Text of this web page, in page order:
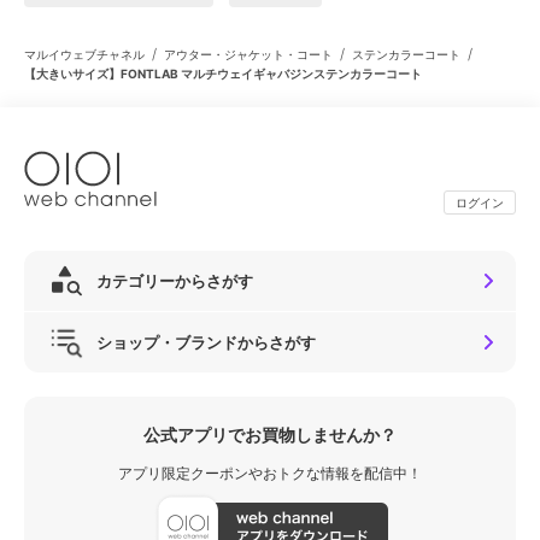
マルイウェブチャネル / アウター・ジャケット・コート / ステンカラーコート /
【大きいサイズ】FONTLAB マルチウェイギャバジンステンカラーコート
ログイン
カテゴリーからさがす
ショップ・ブランドからさがす
公式アプリでお買物しませんか？
アプリ限定クーポンやおトクな情報を配信中！